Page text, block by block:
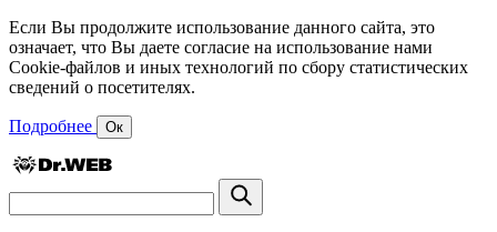
Если Вы продолжите использование данного сайта, это
означает, что Вы даете согласие на использование нами
Cookie-файлов и иных технологий по сбору статистических
сведений о посетителях.
Подробнее Ок